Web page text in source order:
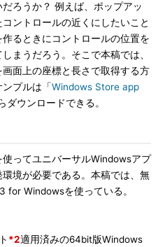
ろうか？ 例えば、ポップアッ
ントロールの近くにしたいこと
るときにコントロールの位置を
まうだろう。そこで本稿では、
面上の座標と長さで取得する方
プルは「Windows Store app
ダウンロードできる。
ってユニバーサルWindowsアプ
境が必要である。本稿では、無
for Windowsを使っている。
*2適用済みの64bit版Windows